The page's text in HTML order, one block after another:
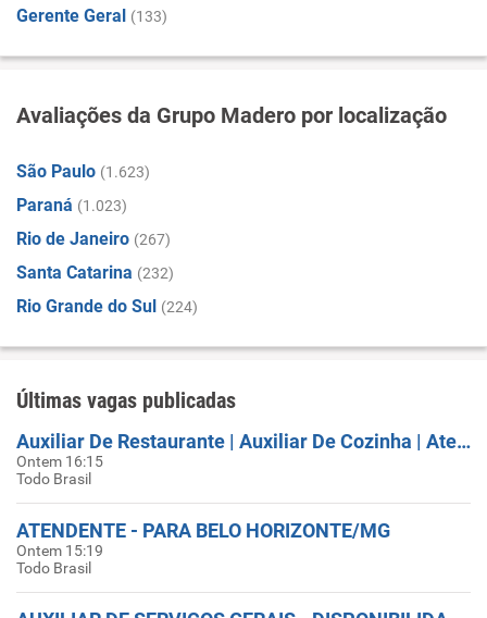
Gerente Geral (133)
Avaliações da Grupo Madero por localização
São Paulo (1.623)
Paraná (1.023)
Rio de Janeiro (267)
Santa Catarina (232)
Rio Grande do Sul (224)
Últimas vagas publicadas
Auxiliar De Restaurante | Auxiliar De Cozinha | Atendente - INÍCIO IMEDIATO
Ontem 16:15
Todo Brasil
ATENDENTE - PARA BELO HORIZONTE/MG
Ontem 15:19
Todo Brasil